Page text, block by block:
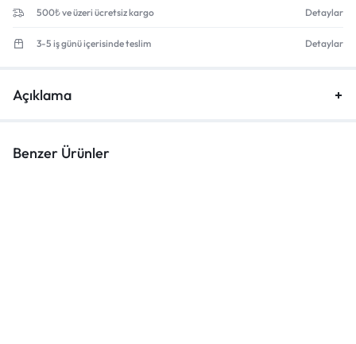
500₺ ve üzeri ücretsiz kargo Detaylar
3-5 iş günü içerisinde teslim Detaylar
Açıklama
Benzer Ürünler